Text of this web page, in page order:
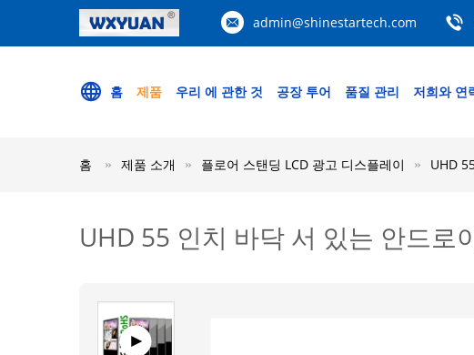
admin@shinestartech.com
홈 제품 우리 에 관한 것 공장 투어 품질 관리 저희와 연
홈 제품 소개 플로어 스탠딩 LCD 광고 디스플레이 UHD
UHD 55 인치 바닥 서 있는 안드로